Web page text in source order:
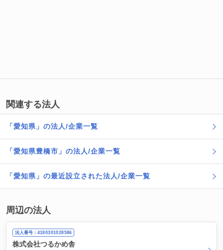
関連する法人
「愛知県」の法人/企業一覧
「愛知県豊橋市」の法人/企業一覧
「愛知県」の最近設立された法人/企業一覧
周辺の法人
法人番号：4180301028586
株式会社つるかめ舎